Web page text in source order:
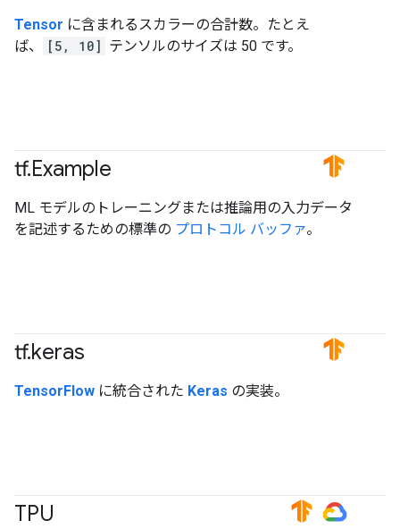
Tensor に含まれるスカラーの合計数。たとえ
ば、
[5, 10] テンソルのサイズは 50 です。
tf.Example #TensorFlow
ML モデルのトレーニングまたは推論用の入力データ
を記述するための標準の プロトコル バッファ。
tf.keras #TensorFlow
TensorFlow に統合された Keras の実装。
TPU #TensorFlow #GoogleCloud